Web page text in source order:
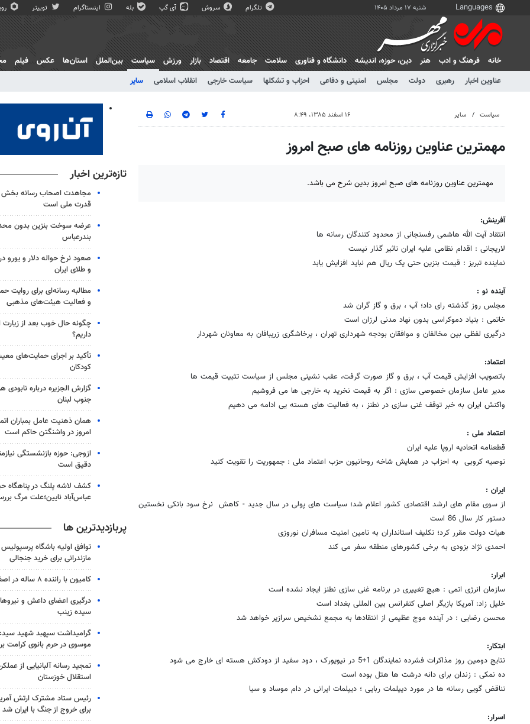
شنبه ۱۷ مرداد ۱۴۰۵ تلگرام سروش آی گپ بله اینستاگرام توییتر
خانه فرهنگ و ادب هنر دين، حوزه، انديشه دانشگاه و فناوری سلامت جامعه اقتصاد بازار ورزش
سیاست
عناوین اخبار
رهبری دولت مجلس امنیتی و دفاعی احزاب و تشکلها سیاست خارجی انقلاب اسلامی سایر
بین‌الملل استان‌ها عکس فیلم
سیاست سایر ۱۶ اسفند ۱۳۸۵، ۸:۴۹
مهمترین عناوین روزنامه های صبح امروز
مهمترین عناوین روزنامه های صبح امروز بدین شرح می باشد.
آفرینش:
انتقاد آیت الله هاشمی رفسنجانی از محدود کنندگان رسانه ها
لاریجانی : اقدام نظامی علیه ایران تاثیر گذار نیست
نماینده تبریز : قیمت بنزین حتی یک ریال هم نباید افزایش یابد
آینده نو :
مجلس روز گذشته رای داد؛ آب ، برق و گاز گران شد
خاتمی : بنیاد دموکراسی بدون نهاد مدنی لرزان است
درگیری لفظی بین مخالفان و موافقان بودجه شهرداری تهران ، پرخاشگری زریبافان به معاونان شهردار
اعتماد:
باتصویب افزایش قیمت آب ، برق و گاز صورت گرفت، عقب نشینی مجلس از سیاست تثبیت قیمت ها
مدیر عامل سازمان خصوصی سازی : اگر به قیمت نخرید به خارجی ها می فروشیم
واکنش ایران به خبر توقف غنی سازی در نطنز ، به فعالیت های هسته یی ادامه می دهیم
اعتماد ملی :
قطعنامه اتحادیه اروپا علیه ایران
توصیه کروبی به احزاب در همایش شاخه روحانیون حزب اعتماد ملی : جمهوریت را تقویت کنید
ایران :
از سوی مقام های ارشد اقتصادی کشور اعلام شد؛ سیاست های پولی در سال جدید - کاهش نرخ سود بانکی نخستین
دستور کار سال 86 است
هیات دولت مقرر کرد؛ تکلیف استانداران به تامین امنیت مسافران نوروزی
احمدی نژاد بزودی به برخی کشورهای منطقه سفر می کند
ابرار:
سازمان انرژی اتمی : هیچ تغییری در برنامه غنی سازی نطنز ایجاد نشده است
خلیل زاد: آمریکا بازیگر اصلی کنفرانس بین المللی بغداد است
محسن رضایی : در آینده موج عظیمی از انتقادها به مجمع تشخیص سرازیر خواهد شد
ابتکار:
نتایج دومین روز مذاکرات فشرده نمایندگان 1+5 در نیویورک ، دود سفید از دودکش هسته ای خارج می شود
ده نمکی : زندان برای دانه درشت ها هتل بوده است
تناقض گویی رسانه ها در مورد دیپلمات ربایی ؛ دیپلمات ایرانی در دام موساد و سیا
اسرار:
تازه‌ترین اخبار
مجاهدت اصحاب رسانه بخش
قدرت ملی است
عرضه سوخت بنزین بدون
بندرعباس
صعود نرخ حواله دلار و یورو در
و طلای ایران
مطالبه رسانه‌ای برای روایت
و فعالیت هیئت‌های مذهبی
چگونه حال خوب بعد از زیارت
داریم؟
تأکید بر اجرای حمایت‌های
کودکان
گزارش الجزیره درباره نابودی
جنوب لبنان
همان ذهنیت عامل بمباران
امروز در واشنگتن حاکم است
ازوجی: حوزه بازنشستگی
دقیق است
کشف لاشه پلنگ در
عباس‌آباد نایین؛علت مرگ
پربازدیدترین ها
توافق اولیه باشگاه
مازندرانی برای خرید جنجالی
کامیون با راننده ۸ ساله در اصفهان توقیف شد
درگیری اعضای داعش و
سیده زینب
گرامیداشت سپهبد شهید
موسوی در حرم بانوی کرامت
تمجید رسانه آلبانیایی از
استقلال خوزستان
رئیس ستاد مشترک ارتش
برای خروج از جنگ با ایران شد